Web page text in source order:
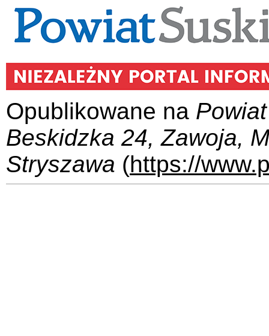
Opublikowane na
Beskidzka 24, Zawoja,
Stryszawa (https://